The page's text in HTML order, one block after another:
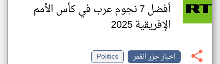
أفضل 7 نجوم عرب في كأس الأمم
الإفريقية 2025
اخبار جزر القمر
Politics